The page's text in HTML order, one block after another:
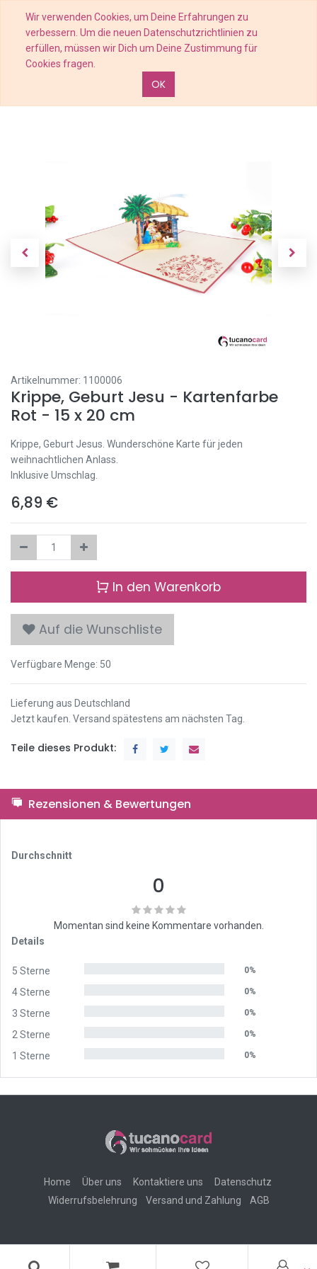
Wir verwenden Cookies, um Deine Erfahrungen zu
verbessern. Um die neuen Datenschutzrichtlinien zu
erfüllen, müssen wir Dich um Deine Zustimmung für
Cookies fragen.
OK
Artikelnummer: 1100006
Krippe, Geburt Jesu - Kartenfarbe
Rot - 15 x 20 cm
Krippe, Geburt Jesus. Wunderschöne Karte für jeden
weihnachtlichen Anlass.
Inklusive Umschlag.
6,89 €
In den Warenkorb
Auf die Wunschliste
Verfügbare Menge: 50
Lieferung aus Deutschland
Jetzt kaufen. Versand spätestens am nächsten Tag.
Teile dieses Produkt:
Rezensionen & Bewertungen
Durchschnitt
0
Momentan sind keine Kommentare vorhanden.
Details
5 Sterne 0%
4 Sterne 0%
3 Sterne 0%
2 Sterne 0%
1 Sterne 0%
Home Über uns Kontaktiere uns
Datenschutz
Widerrufsbelehrung
Versand und Zahlung AGB